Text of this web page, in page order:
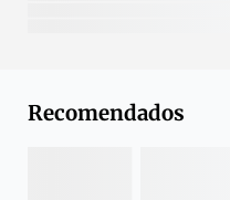
Recomendados